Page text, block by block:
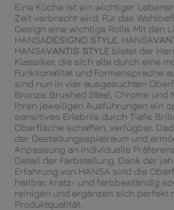
Eine Küche ist ein wichtiger
Zeit verbracht wird. Für das
Design eine wichtige Rolle. Mit den
HANSADESIGNO STYLE , HANSA
HANSAVANTIS STYLE bietet der
Klassiker, die sich alle durch eine
Funktionalität und Formensprache
sind nun in vier ausgesuchten
Bronze, Brushed Steel, Chrome und
ihren jeweiligen Ausführungen ein
sensitives Erlebnis durch Tiefe,
Oberfläche schaffen, verfügbar.
der Gestaltungsspielraum und
Anpassung an individuelle
Detail der Farbstellung. Dank der
Erfahrung von HANSA sind die
haltbar, kratz- und farbbeständig
reinigen und ergänzen sich perfekt
Produktqualität.